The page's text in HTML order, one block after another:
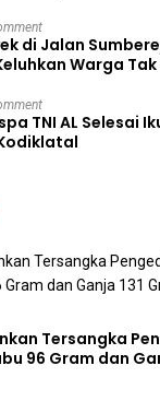
di Jalan
Warga Tak
TNI AL Selesai
Tersangka
96 Gram dan